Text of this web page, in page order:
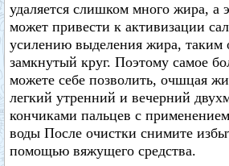
удаляется слишком много жира, а
может привести к активизации
усилению выделения жира, таким
замкнутый круг. Поэтому самое
можете себе позволить, очшцая
легкий утренний и вечерний
кончиками пальцев с
воды После очистки снимите
помощью вяжущего средства.